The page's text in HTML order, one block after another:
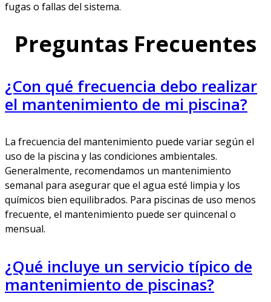
fugas o fallas del sistema.
Preguntas Frecuentes
¿Con qué frecuencia debo realizar
el mantenimiento de mi piscina?
La frecuencia del mantenimiento puede variar según el
uso de la piscina y las condiciones ambientales.
Generalmente, recomendamos un mantenimiento
semanal para asegurar que el agua esté limpia y los
químicos bien equilibrados. Para piscinas de uso menos
frecuente, el mantenimiento puede ser quincenal o
mensual.
¿Qué incluye un servicio típico de
mantenimiento de piscinas?